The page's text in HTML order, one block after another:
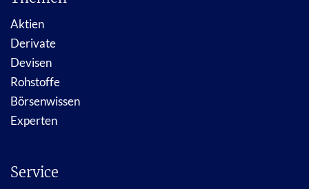
Aktien
Derivate
Devisen
Rohstoffe
Börsenwissen
Experten
Service